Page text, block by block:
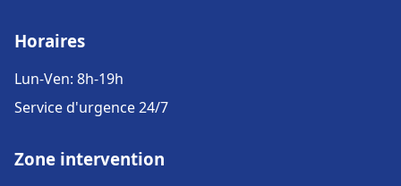
Horaires
Lun-Ven: 8h-19h
Service d'urgence 24/7
Zone intervention